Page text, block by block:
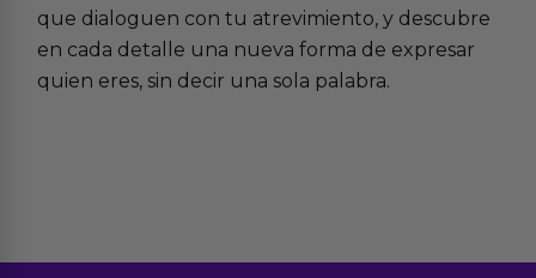
que dialoguen con tu atrevimiento, y descubre
en cada detalle una nueva forma de expresar
quien eres, sin decir una sola palabra.